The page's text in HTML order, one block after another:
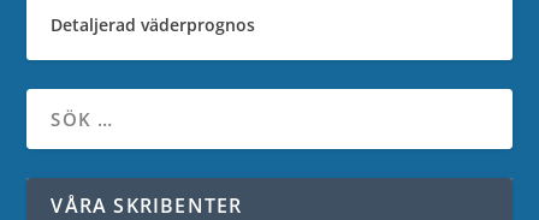
Detaljerad väderprognos
VÅRA SKRIBENTER